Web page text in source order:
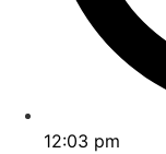
12:03 pm